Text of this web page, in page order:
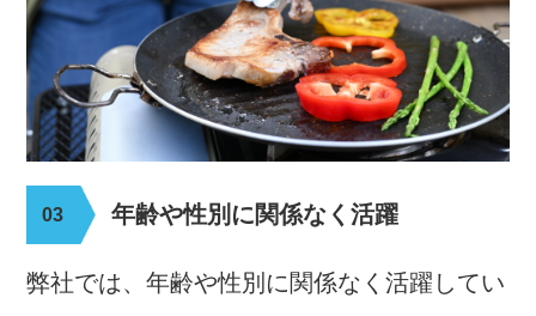
年齢や性別に関係なく活躍
弊社では、年齢や性別に関係なく活躍してい